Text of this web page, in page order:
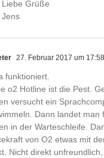
Liebe Grüße
Jens
27. Februar 2017 um
funktioniert.
o2 Hotline ist die Pest.
versucht ein
Dann landet man
in der Warteschleife.
von O2 etwas mit
Nicht direkt